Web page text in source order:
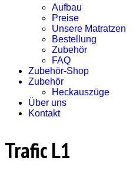
Aufbau
Preise
Unsere Matratzen
Bestellung
Zubehör
FAQ
Zubehör-Shop
Zubehör
Heckauszüge
Über uns
Kontakt
Trafic L1